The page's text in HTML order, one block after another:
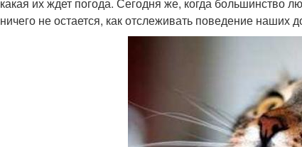
ничего не остается, как отслеживать поведение наших